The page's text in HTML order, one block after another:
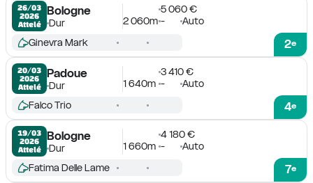
26/03
2026
Attelé
Bologne
Dur
5 060 €
2 060m - Auto
2e
Ginevra Mark
20/03
2026
Attelé
Padoue
Dur
3 410 €
1 640m - Auto
4e
Falco Trio
19/03
2026
Attelé
Bologne
Dur
4 180 €
1 660m - Auto
7e
Fatima Delle Lame